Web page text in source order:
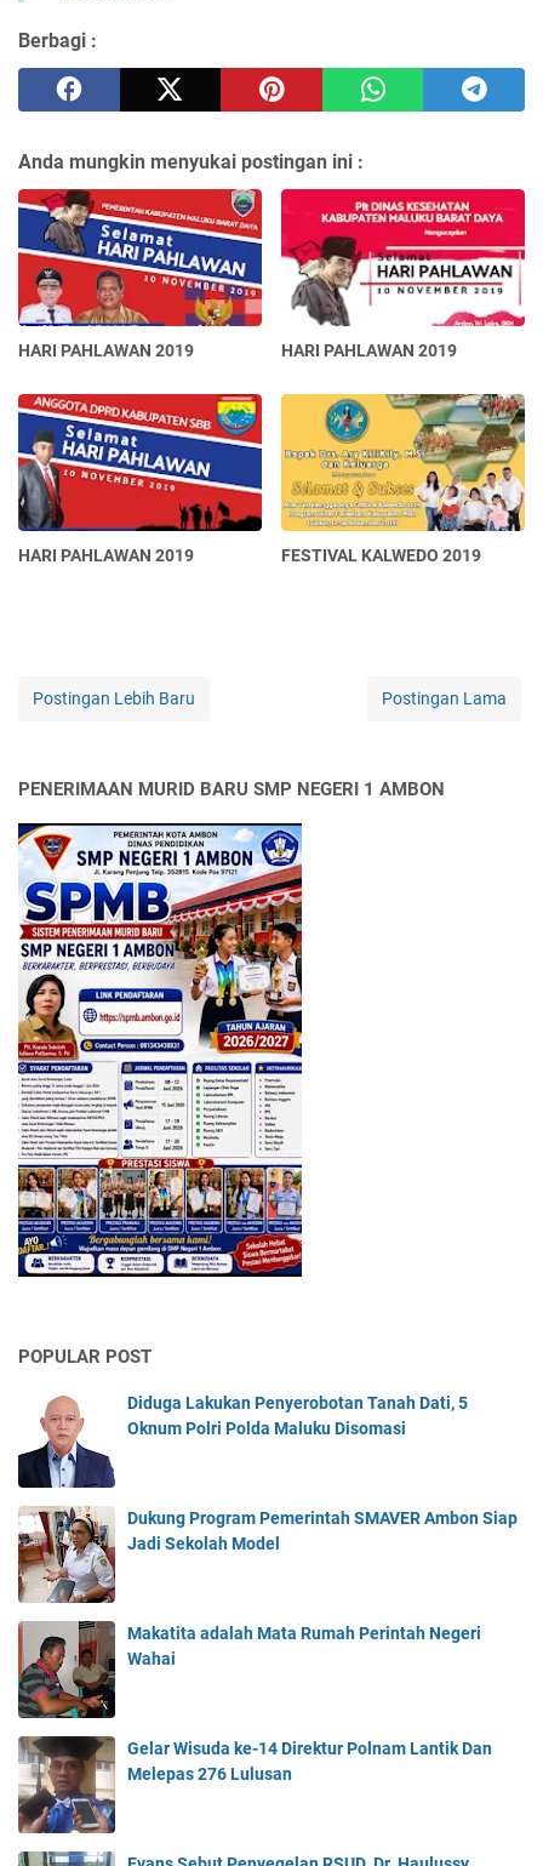
Berbagi :
Anda mungkin menyukai postingan ini :
HARI PAHLAWAN 2019 HARI PAHLAWAN 2019
HARI PAHLAWAN 2019 FESTIVAL KALWEDO 2019
Postingan Lebih Baru Postingan Lama
PENERIMAAN MURID BARU SMP NEGERI 1 AMBON
POPULAR POST
Diduga Lakukan Penyerobotan Tanah Dati, 5
Oknum Polri Polda Maluku Disomasi
Dukung Program Pemerintah SMAVER Ambon Siap
Jadi Sekolah Model
Makatita adalah Mata Rumah Perintah Negeri
Wahai
Gelar Wisuda ke-14 Direktur Polnam Lantik Dan
Melepas 276 Lulusan